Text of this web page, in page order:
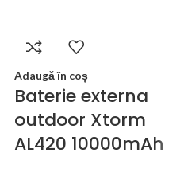
Adaugă în coș
Baterie externa
outdoor Xtorm
AL420 10000mAh